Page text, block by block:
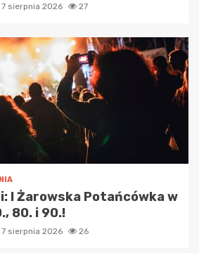
7 sierpnia 2026 27
I Żarowska Potańcówka w
80. i 90.!
7 sierpnia 2026 26